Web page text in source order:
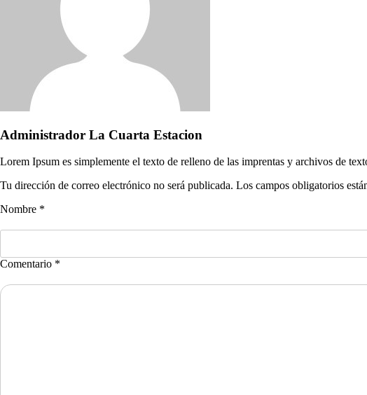
Administrador La Cuarta Estacion
Lorem Ipsum es simplemente el texto de relleno de las imprentas y archivos de
Tu dirección de correo electrónico no será publicada. Los campos obligatorios
Nombre *
Comentario *